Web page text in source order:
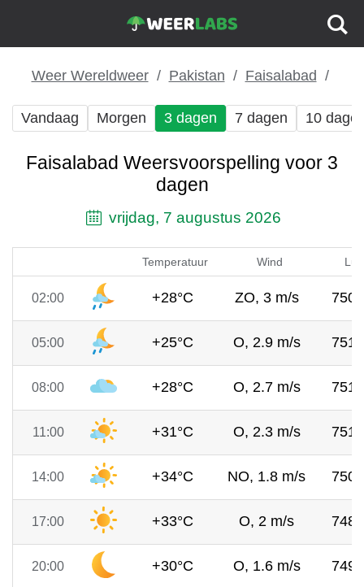
Weer Wereldweer Pakistan Faisalabad
Vandaag Morgen 3 dagen 7 dagen 10
Faisalabad Weersvoorspelling voor 3
dagen
vrijdag, 7 augustus 2026
Temperatuur Wind
02:00 +28°C ZO, 3 m/s 750
05:00 +25°C O, 2.9 m/s 751
08:00 +28°C O, 2.7 m/s 751
11:00 +31°C O, 2.3 m/s 751
14:00 +34°C NO, 1.8 m/s 750
17:00 +33°C O, 2 m/s 748
20:00 +30°C O, 1.6 m/s 749